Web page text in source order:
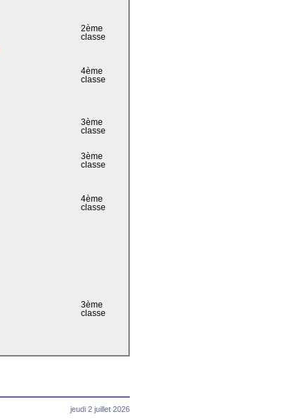
2ème
classe
4ème
classe
3ème
classe
3ème
classe
4ème
classe
3ème
classe
jeudi 2 juillet 2026